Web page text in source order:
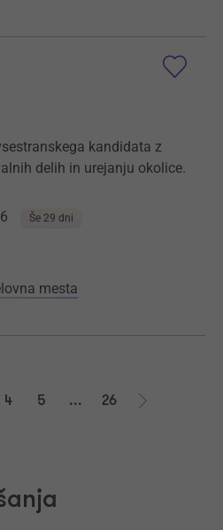
kandidata z
delih in urejanju okolice.
Še 29 dni
mesta
4 5 ...
26